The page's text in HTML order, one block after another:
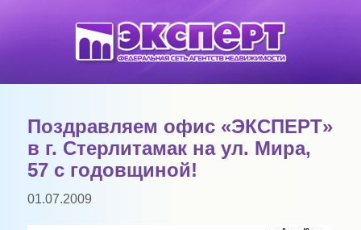
Поздравляем офис «ЭКСПЕРТ»
в г. Стерлитамак на ул. Мира,
57 с годовщиной!
01.07.2009